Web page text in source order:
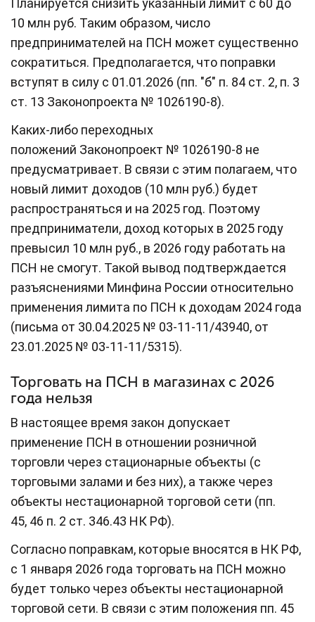
Планируется снизить указанный лимит с 60 до
10 млн руб. Таким образом, число
предпринимателей на ПСН может существенно
сократиться. Предполагается, что поправки
вступят в силу с 01.01.2026 (пп. "б" п. 84 ст. 2, п. 3
ст. 13 Законопроекта № 1026190-8).
Каких-либо переходных
положений Законопроект № 1026190-8 не
предусматривает. В связи с этим полагаем, что
новый лимит доходов (10 млн руб.) будет
распространяться и на 2025 год. Поэтому
предприниматели, доход которых в 2025 году
превысил 10 млн руб., в 2026 году работать на
ПСН не смогут. Такой вывод подтверждается
разъяснениями Минфина России относительно
применения лимита по ПСН к доходам 2024 года
(письма от 30.04.2025 № 03-11-11/43940, от
23.01.2025 № 03-11-11/5315).
Торговать на ПСН в магазинах с 2026
года нельзя
В настоящее время закон допускает
применение ПСН в отношении розничной
торговли через стационарные объекты (с
торговыми залами и без них), а также через
объекты нестационарной торговой сети (пп.
45, 46 п. 2 ст. 346.43 НК РФ).
Согласно поправкам, которые вносятся в НК РФ,
с 1 января 2026 года торговать на ПСН можно
будет только через объекты нестационарной
торговой сети. В связи с этим положения пп. 45